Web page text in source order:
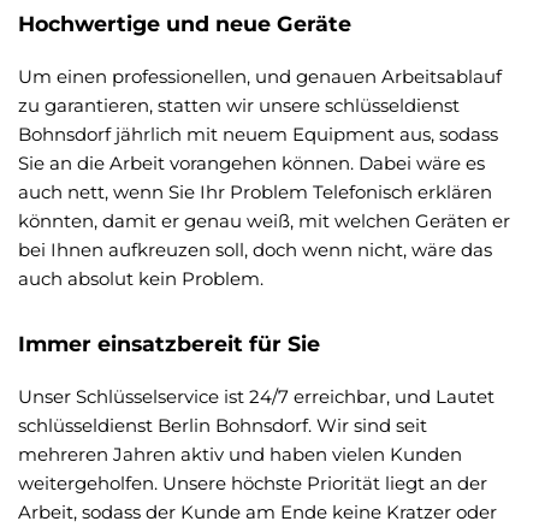
Hochwertige und neue Geräte
Um einen professionellen, und genauen Arbeitsablauf
zu garantieren, statten wir unsere schlüsseldienst
Bohnsdorf jährlich mit neuem Equipment aus, sodass
Sie an die Arbeit vorangehen können. Dabei wäre es
auch nett, wenn Sie Ihr Problem Telefonisch erklären
könnten, damit er genau weiß, mit welchen Geräten er
bei Ihnen aufkreuzen soll, doch wenn nicht, wäre das
auch absolut kein Problem.
Immer einsatzbereit für Sie
Unser Schlüsselservice ist 24/7 erreichbar, und Lautet
schlüsseldienst Berlin Bohnsdorf. Wir sind seit
mehreren Jahren aktiv und haben vielen Kunden
weitergeholfen. Unsere höchste Priorität liegt an der
Arbeit, sodass der Kunde am Ende keine Kratzer oder